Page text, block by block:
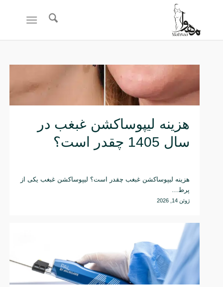
هزینه لیپوساکشن غبغب در
سال 1405 چقدر است؟
هزینه لیپوساکشن غبغب چقدر است؟ لیپوساکشن غبغب یکی از
پرط…
ژوئن 14, 2026